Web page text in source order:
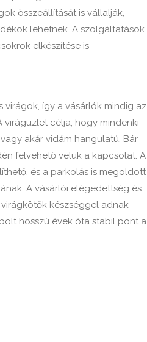
összeállítását is vállalják,
lehetnek. A szolgáltatások
elkészítése is
így a vásárlók mindig az
virágüzlet célja, hogy mindenki
akár vidám hangulatú. Bár
felvehető velük a kapcsolat. A
és a parkolás is megoldott
A vásárlói elégedettség és
készséggel adnak
hosszú évek óta stabil pont a